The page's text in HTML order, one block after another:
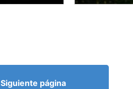
Siguiente página